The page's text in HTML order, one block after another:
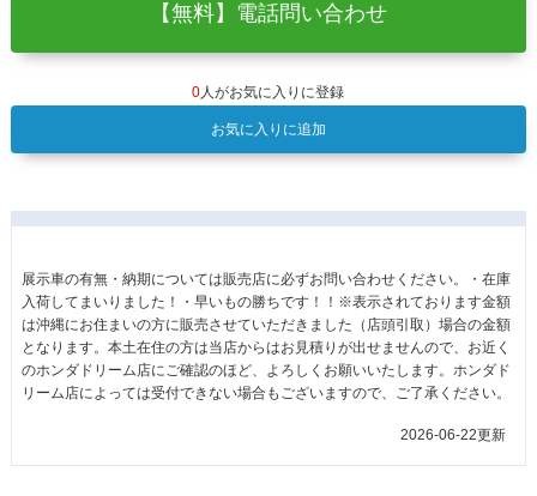
【無料】電話問い合わせ
0人がお気に入りに登録
お気に入りに追加
展示車の有無・納期については販売店に必ずお問い合わせください。・在庫
入荷してまいりました！・早いもの勝ちです！！※表示されております金額
は沖縄にお住まいの方に販売させていただきました（店頭引取）場合の金額
となります。本土在住の方は当店からはお見積りが出せませんので、お近く
のホンダドリーム店にご確認のほど、よろしくお願いいたします。ホンダド
リーム店によっては受付できない場合もございますので、ご了承ください。
2026-06-22更新